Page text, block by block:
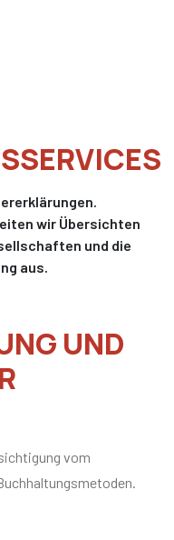
wir Übersichten
und die
aus.
UND
vom